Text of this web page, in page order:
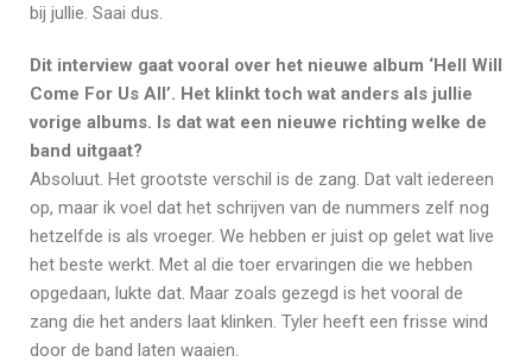
bij jullie. Saai dus.
Dit interview gaat vooral over het nieuwe album ‘Hell Will
Come For Us All’. Het klinkt toch wat anders als jullie
vorige albums. Is dat wat een nieuwe richting welke de
band uitgaat?
Absoluut. Het grootste verschil is de zang. Dat valt iedereen
op, maar ik voel dat het schrijven van de nummers zelf nog
hetzelfde is als vroeger. We hebben er juist op gelet wat live
het beste werkt. Met al die toer ervaringen die we hebben
opgedaan, lukte dat. Maar zoals gezegd is het vooral de
zang die het anders laat klinken. Tyler heeft een frisse wind
door de band laten waaien.